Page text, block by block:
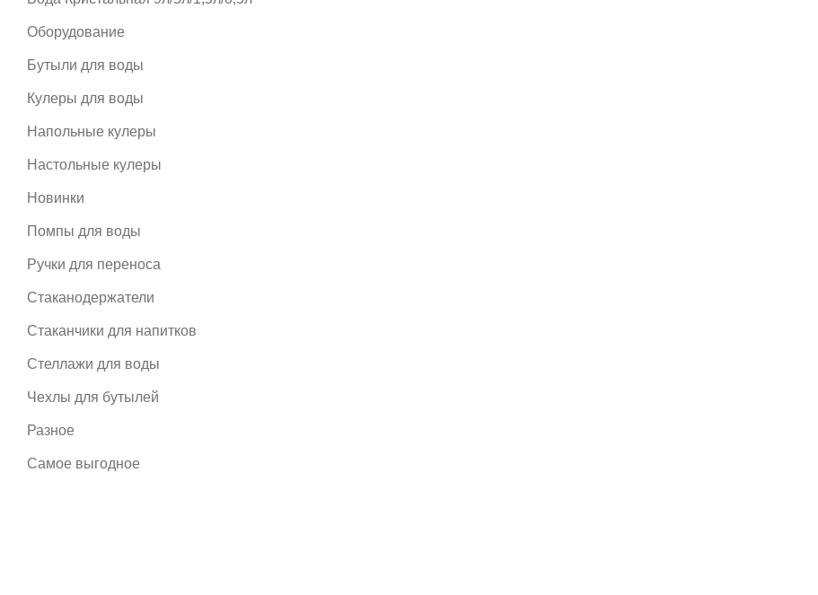
Оборудование
Бутыли для воды
Кулеры для воды
Напольные кулеры
Настольные кулеры
Новинки
Помпы для воды
Ручки для переноса
Стаканодержатели
Стаканчики для напитков
Стеллажи для воды
Чехлы для бутылей
Разное
Самое выгодное